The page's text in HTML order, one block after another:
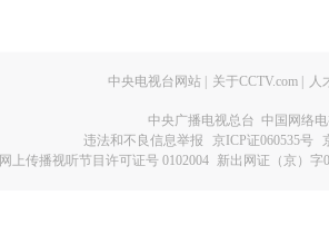
中央电视台网站 关于CCTV.com 人
中央广播电视总台 中国网络
违法和不良信息举报
京ICP证060535号
网上传播视听节目许可证号 0102004 新出网证（京）